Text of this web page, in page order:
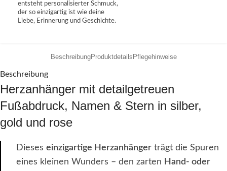
entsteht personalisierter Schmuck,
der so einzigartig ist wie deine
Liebe, Erinnerung und Geschichte.
BeschreibungProduktdetails Pflegehinweise
Beschreibung
Herzanhänger mit detailgetreuen
Fußabdruck, Namen & Stern in silber,
gold und rose
Dieses einzigartige Herzanhänger trägt die Spuren
eines kleinen Wunders – den zarten Hand- oder